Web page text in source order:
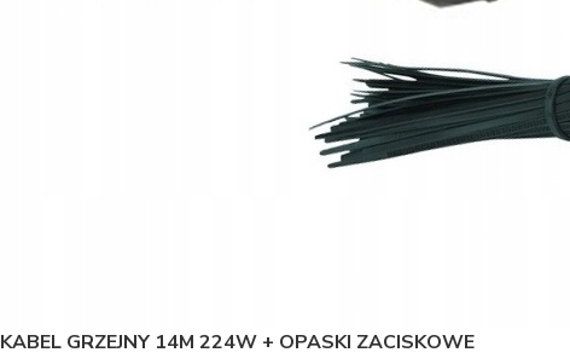
KABEL GRZEJNY 14M 224W + OPASKI ZACISKOWE